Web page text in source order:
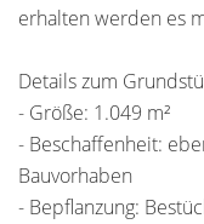
erhalten werden es
Details zum
- Größe: 1.049 m²
- Beschaffenheit:
Bauvorhaben
- Bepflanzung: